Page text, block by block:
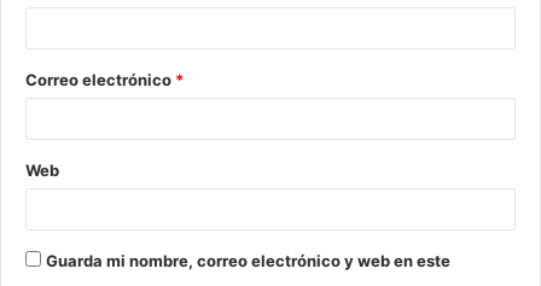
Correo electrónico *
Web
Guarda mi nombre, correo electrónico y web en este